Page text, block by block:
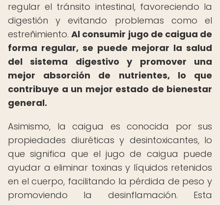
regular el tránsito intestinal, favoreciendo la
digestión y evitando problemas como el
estreñimiento.Al consumir jugo de caigua de
forma regular, se puede mejorar la salud
del sistema digestivo y promover una
mejor absorción de nutrientes, lo que
contribuye a un mejor estado de bienestar
general.
Asimismo, la caigua es conocida por sus
propiedades diuréticas y desintoxicantes, lo
que significa que el jugo de caigua puede
ayudar a eliminar toxinas y líquidos retenidos
en el cuerpo, facilitando la pérdida de peso y
promoviendo la desinflamación. Esta